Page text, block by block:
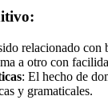
relacionado con
a otro con
: El hecho de
y gramaticales.